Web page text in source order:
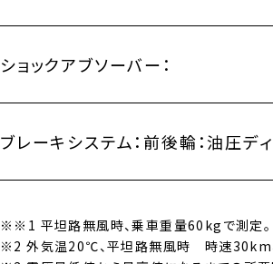
ショックアブソーバー：
ブレーキシステム： 前後輪：油圧デ
※※1 平坦路無風時、乗車重量60kgで測定。
※2 外気温20℃、平坦路無風時 時速30km